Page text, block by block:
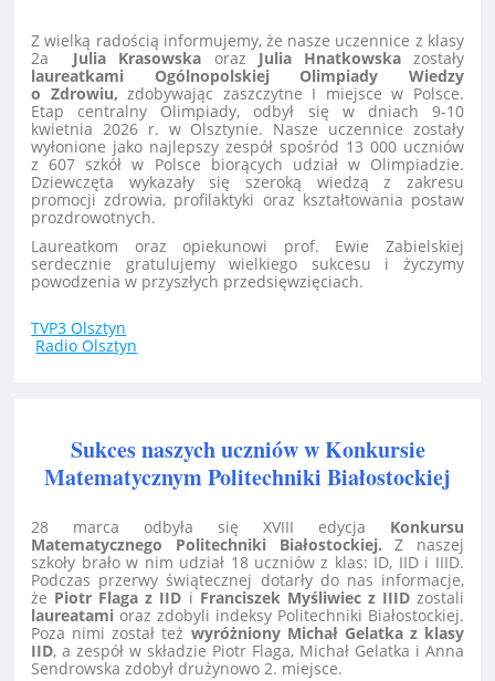
Z wielką radością informujemy, że nasze uczennice z klasy
2a Julia Krasowska oraz Julia Hnatkowskazostały
laureatkami Ogólnopolskiej Olimpiady Wiedzy
o Zdrowiu, zdobywając zaszczytne I miejsce w Polsce.
Etap centralny Olimpiady, odbył się w dniach 9-10
kwietnia 2026 r. w Olsztynie. Nasze uczennice zostały
wyłonione jako najlepszy zespół spośród 13 000 uczniów
z 607 szkół w Polsce biorących udział w Olimpiadzie.
Dziewczęta wykazały się szeroką wiedzą z zakresu
promocji zdrowia, profilaktyki oraz kształtowania postaw
prozdrowotnych.
Laureatkom oraz opiekunowi prof. Ewie Zabielskiej
serdecznie gratulujemy wielkiego sukcesu i życzymy
powodzenia w przyszłych przedsięwzięciach.
TVP3 Olsztyn
Radio Olsztyn
Sukces naszych uczniów w Konkursie
Matematycznym Politechniki Białostockiej
28 marca odbyła się XVIII edycja Konkursu
Matematycznego Politechniki Białostockiej. Z naszej
szkoły brało w nim udział 18 uczniów z klas: ID, IID i IIID.
Podczas przerwy świątecznej dotarły do nas informacje,
że Piotr Flaga z IID i Franciszek Myśliwiec z IIIDzostali
laureatamioraz zdobyli indeksy Politechniki Białostockiej.
Poza nimi został też wyróżniony Michał Gelatka z klasy
IID, a zespół w składzie Piotr Flaga, Michał Gelatka i Anna
Sendrowska zdobył drużynowo 2. miejsce.